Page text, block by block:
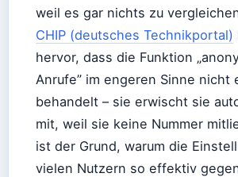
weil es gar nichts zu
CHIP (deutsches Technikportal)
hervor, dass die Funktion
Anrufe” im engeren Sinne nicht
behandelt – sie erwischt sie
mit, weil sie keine Nummer
ist der Grund, warum die
vielen Nutzern so effektiv